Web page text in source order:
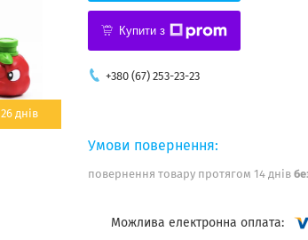
26 днів
Купити з
+380 (67) 253-23-23
повернення товару протягом 14 днів